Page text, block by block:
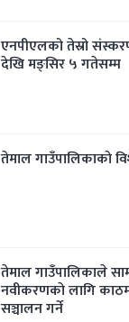
एनपीएलको तेस्रो
देखि मङ्सिर ५ गतेसम्म
तेमाल गाउँपालिकाकाे
तेमाल गाउँपालिकाले
नवीकरणकाे लागि
सञ्चालन गर्ने